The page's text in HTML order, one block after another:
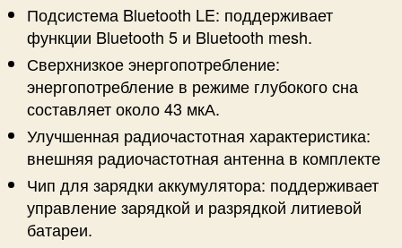
Подсистема Bluetooth LE: поддерживает
функции Bluetooth 5 и Bluetooth mesh.
Сверхнизкое энергопотребление:
энергопотребление в режиме глубокого сна
составляет около 43 мкА.
Улучшенная радиочастотная характеристика:
внешняя радиочастотная антенна в комплекте
Чип для зарядки аккумулятора: поддерживает
управление зарядкой и разрядкой литиевой
батареи.